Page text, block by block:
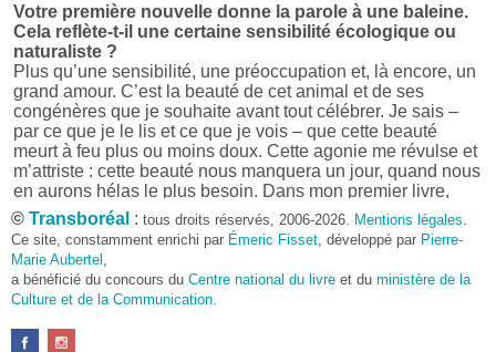
Votre première nouvelle donne la parole à une baleine.
Cela reflète-t-il une certaine sensibilité écologique ou
naturaliste ?
Plus qu’une sensibilité, une préoccupation et, là encore, un
grand amour. C’est la beauté de cet animal et de ses
congénères que je souhaite avant tout célébrer. Je sais –
par ce que je le lis et ce que je vois – que cette beauté
meurt à feu plus ou moins doux. Cette agonie me révulse et
m’attriste : cette beauté nous manquera un jour, quand nous
en aurons hélas le plus besoin. Dans mon premier livre,
j’avais pris goût à me mettre dans la peau d’une bête. Outre
l’intérêt de l’exercice littéraire, il me semble que cela peut
être un bon moyen pour transmettre certains messages.
Pourquoi avoir choisi le format des nouvelles plutôt
qu’un autre ?
D’abord parce que j’aime (décidément!) en lire !
© Transboréal : tous droits réservés, 2006-2026. Mentions légales
Ce site, constamment enrichi par Émeric Fisset , développé par Pierre-
Marie Aubertel
a bénéficié du concours du Centre national du livre et du ministère de la
Culture et de la Communication